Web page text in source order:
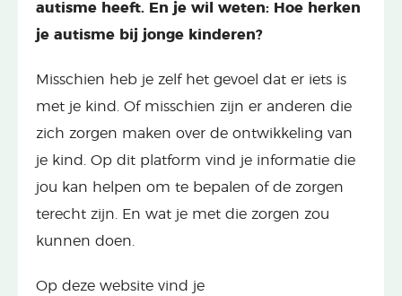
autisme heeft. En je wil weten: Hoe herken
je autisme bij jonge kinderen?
Misschien heb je zelf het gevoel dat er iets is
met je kind. Of misschien zijn er anderen die
zich zorgen maken over de ontwikkeling van
je kind. Op dit platform vind je informatie die
jou kan helpen om te bepalen of de zorgen
terecht zijn. En wat je met die zorgen zou
kunnen doen.
Op deze website vind je